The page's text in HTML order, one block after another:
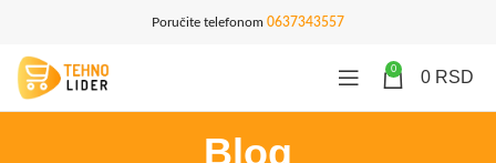
Poručite telefonom 0637343557
0 0 RSD
Blog